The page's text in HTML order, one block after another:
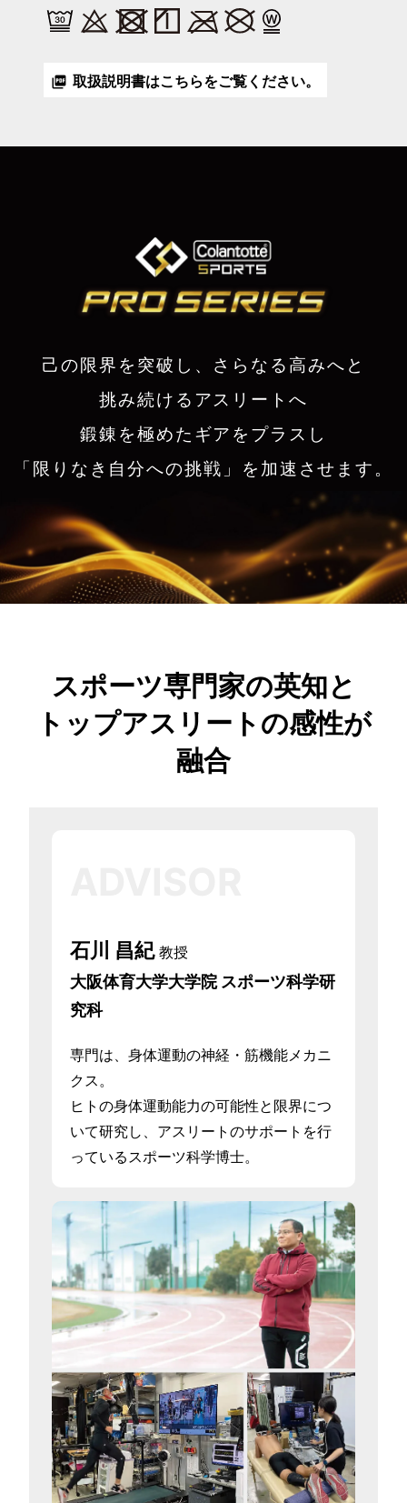
picture_as_pdf 取扱説明書はこちらをご覧ください。
己の限界を突破し、さらなる高みへと
挑み続けるアスリートへ
鍛錬を極めたギアをプラスし
「限りなき自分への挑戦」を加速させます。
スポーツ専門家の英知と
トップアスリートの感性が
融合
石川 昌紀 教授
大阪体育大学大学院 スポーツ科学研
究科
専門は、身体運動の神経・筋機能メカニ
クス。
ヒトの身体運動能力の可能性と限界につ
いて研究し、 アスリートのサポートを行
っているスポーツ科学博士。